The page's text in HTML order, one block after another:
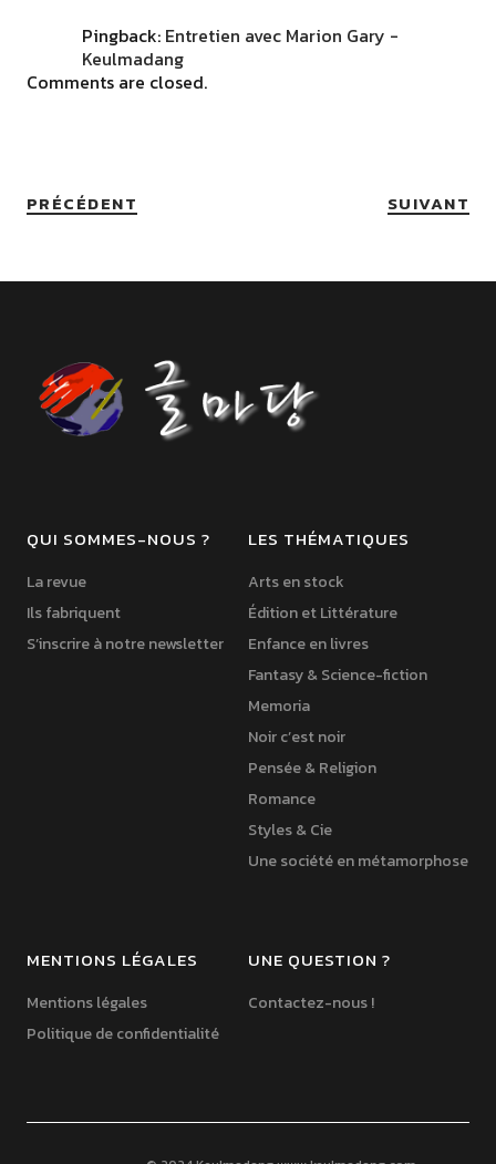
Pingback: Entretien avec Marion Gary -
Keulmadang
Comments are closed.
PRÉCÉDENT SUIVANT
QUI SOMMES-NOUS ?
La revue
Ils fabriquent
S’inscrire à notre newsletter
LES THÉMATIQUES
Arts en stock
Édition et Littérature
Enfance en livres
Fantasy & Science-fiction
Memoria
Noir c’est noir
Pensée & Religion
Romance
Styles & Cie
Une société en métamorphose
MENTIONS LÉGALES
Mentions légales
Politique de confidentialité
UNE QUESTION ?
Contactez-nous !